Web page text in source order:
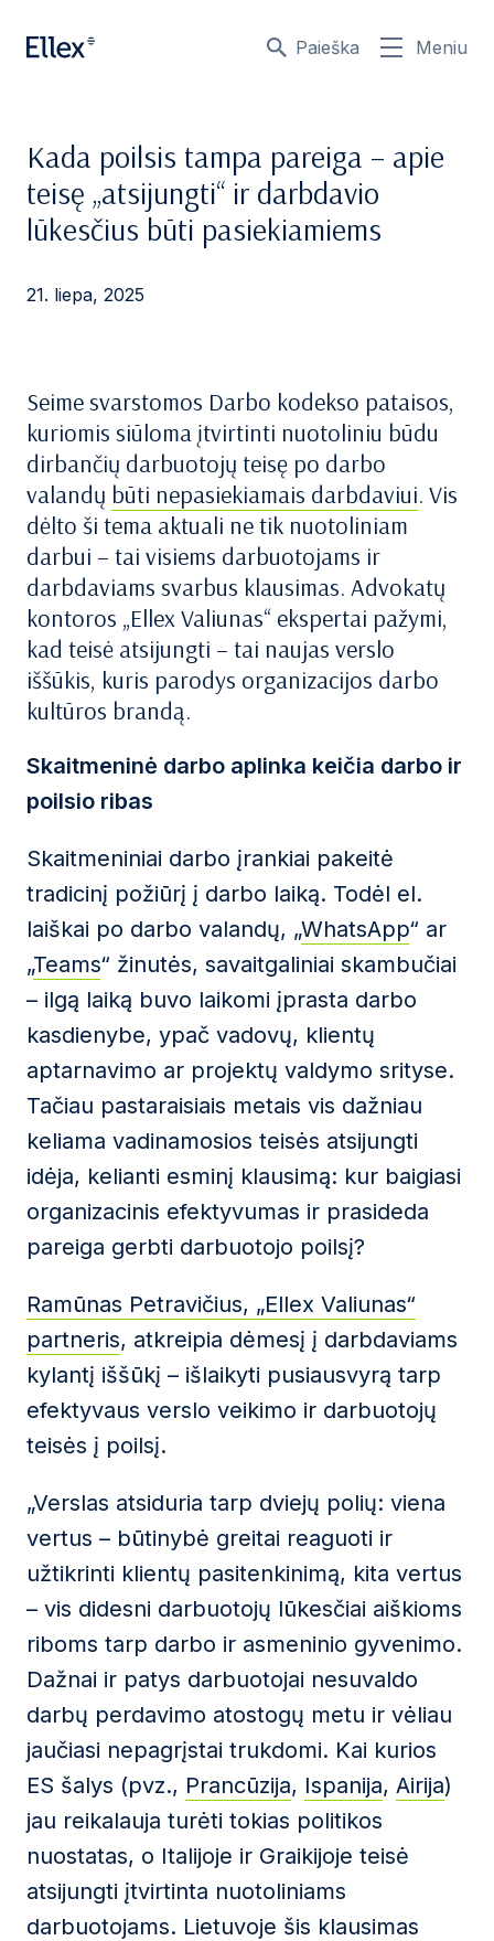
Paieška Meniu
Kada poilsis tampa pareiga – apie
teisę „atsijungti“ ir darbdavio
lūkesčius būti pasiekiamiems
21. liepa, 2025
Seime svarstomos Darbo kodekso pataisos,
kuriomis siūloma įtvirtinti nuotoliniu būdu
dirbančių darbuotojų teisę po darbo
valandų būti nepasiekiamais darbdaviui. Vis
dėlto ši tema aktuali ne tik nuotoliniam
darbui – tai visiems darbuotojams ir
darbdaviams svarbus klausimas. Advokatų
kontoros „Ellex Valiunas“ ekspertai pažymi,
kad teisė atsijungti – tai naujas verslo
iššūkis, kuris parodys organizacijos darbo
kultūros brandą.
Skaitmeninė darbo aplinka keičia darbo ir
poilsio ribas
Skaitmeniniai darbo įrankiai pakeitė
tradicinį požiūrį į darbo laiką. Todėl el.
laiškai po darbo valandų, „WhatsApp“ ar
„Teams“ žinutės, savaitgaliniai skambučiai
– ilgą laiką buvo laikomi įprasta darbo
kasdienybe, ypač vadovų, klientų
aptarnavimo ar projektų valdymo srityse.
Tačiau pastaraisiais metais vis dažniau
keliama vadinamosios teisės atsijungti
idėja, kelianti esminį klausimą: kur baigiasi
organizacinis efektyvumas ir prasideda
pareiga gerbti darbuotojo poilsį?
Ramūnas Petravičius, „Ellex Valiunas“
partneris, atkreipia dėmesį į darbdaviams
kylantį iššūkį – išlaikyti pusiausvyrą tarp
efektyvaus verslo veikimo ir darbuotojų
teisės į poilsį.
„Verslas atsiduria tarp dviejų polių: viena
vertus – būtinybė greitai reaguoti ir
užtikrinti klientų pasitenkinimą, kita vertus
– vis didesni darbuotojų lūkesčiai aiškioms
riboms tarp darbo ir asmeninio gyvenimo.
Dažnai ir patys darbuotojai nesuvaldo
darbų perdavimo atostogų metu ir vėliau
jaučiasi nepagrįstai trukdomi. Kai kurios
ES šalys (pvz., Prancūzija, Ispanija, Airija)
jau reikalauja turėti tokias politikos
nuostatas, o Italijoje ir Graikijoje teisė
atsijungti įtvirtinta nuotoliniams
darbuotojams. Lietuvoje šis klausimas